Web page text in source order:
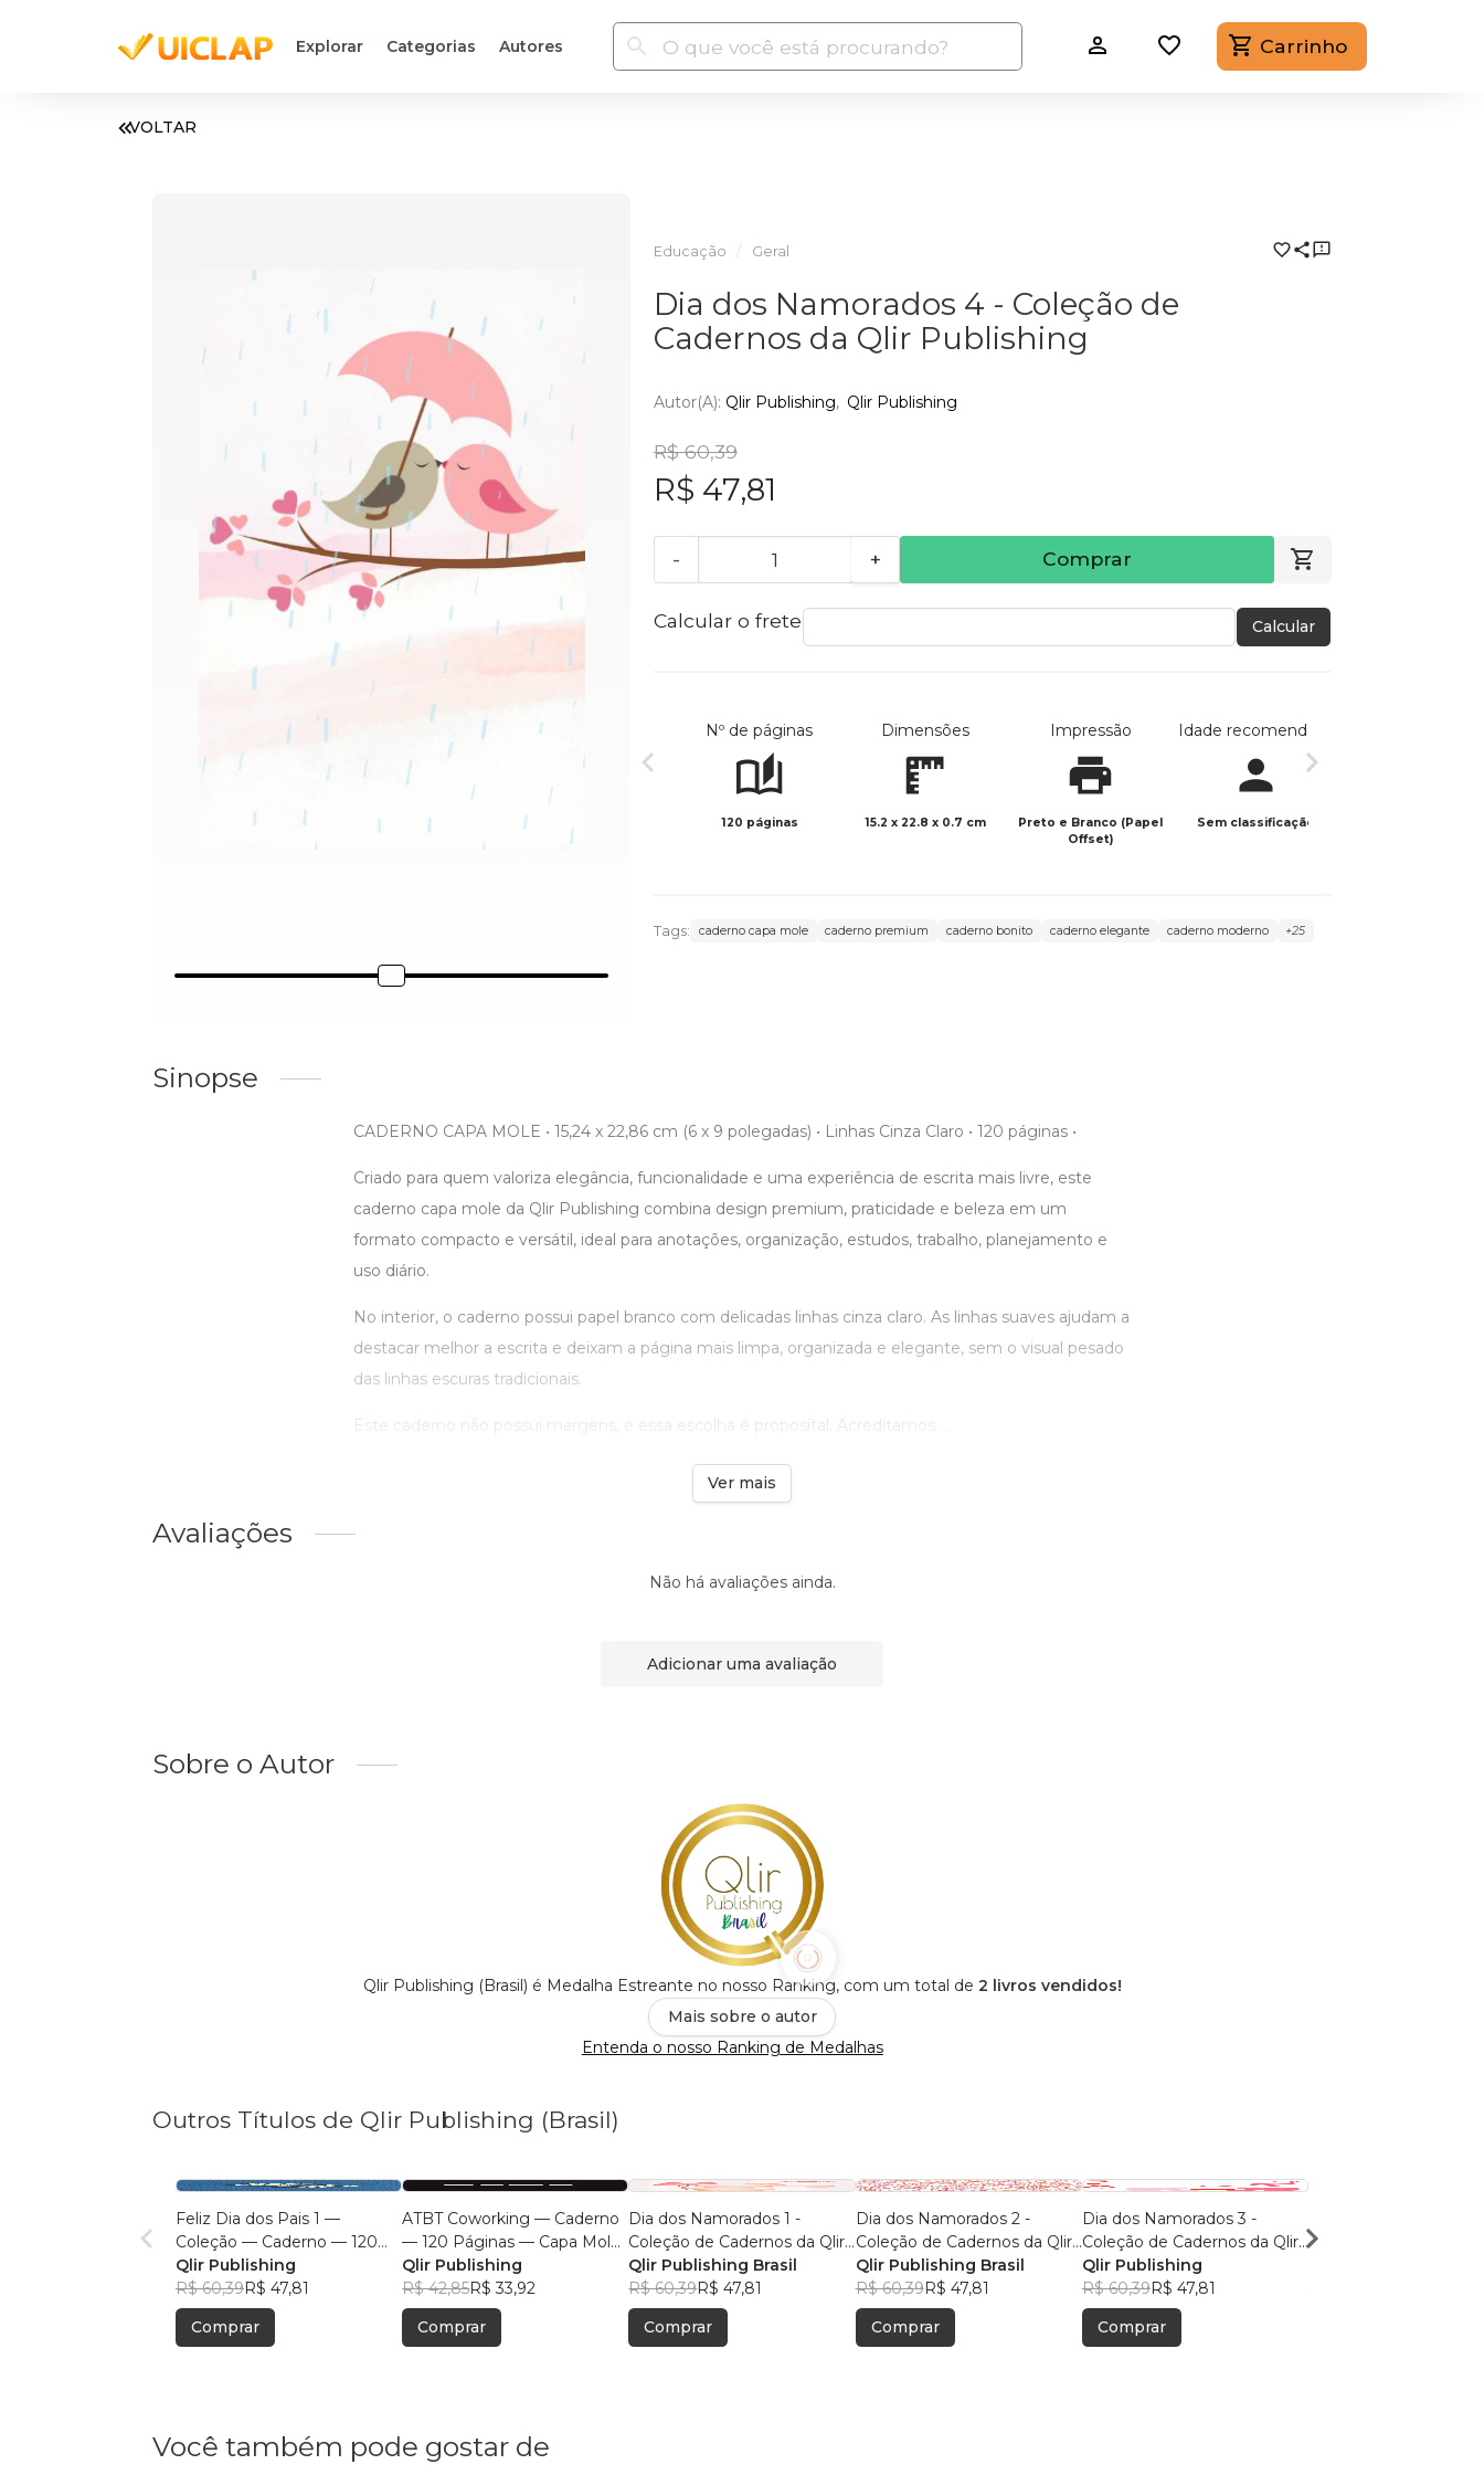
Explorar Categorias Autores Carrinho
VOLTAR
Educação Geral
Dia dos Namorados 4 - Coleção de
Cadernos da Qlir Publishing
Autor(a): Qlir Publishing Qlir Publishing
R$ 60,39
R$ 47,81
- + Comprar
Calcular o frete Calcular
Nº de páginas
120 páginas
Dimensões
15.2 x 22.8 x 0.7 cm
Impressão
Preto e Branco (Papel
Offset)
Idade recomendada
Sem classificação
Tags: caderno capa mole caderno premium caderno bonito caderno elegante caderno moderno +25
Sinopse
CADERNO CAPA MOLE • 15,24 x 22,86 cm (6 x 9 polegadas) • Linhas Cinza Claro • 120 páginas •
Criado para quem valoriza elegância, funcionalidade e uma experiência de escrita mais livre, este
caderno capa mole da Qlir Publishing combina design premium, praticidade e beleza em um
formato compacto e versátil, ideal para anotações, organização, estudos, trabalho, planejamento e
uso diário.
No interior, o caderno possui papel branco com delicadas linhas cinza claro. As linhas suaves ajudam a
destacar melhor a escrita e deixam a página mais limpa, organizada e elegante, sem o visual pesado
das linhas escuras tradicionais.
Este caderno não possui margens, e essa escolha é proposital. Acreditamos ...
Ver mais
Avaliações
Não há avaliações ainda.
Adicionar uma avaliação
Sobre o Autor
Qlir Publishing (Brasil) é Medalha Estreante no nosso Ranking, com um total de 2 livros vendidos!
Mais sobre o autor
Entenda o nosso Ranking de Medalhas
Outros Títulos de Qlir Publishing (Brasil)
Feliz Dia dos Pais 1 —
Coleção — Caderno — 120
Páginas — Capa Mole —
Linhas Cinza-Claro — Sem
Margens — 15,24 x 22,86 cm
(6 x 9 inches)
Qlir Publishing
R$ 60,39R$ 47,81
Comprar
ATBT Coworking — Caderno
— 120 Páginas — Capa Mole
— Linhas Cinza-Claro — Sem
Margens
Qlir Publishing
R$ 42,85R$ 33,92
Comprar
Dia dos Namorados 1 -
Coleção de Cadernos da Qlir
Publishing
Qlir Publishing Brasil
R$ 60,39R$ 47,81
Comprar
Dia dos Namorados 2 -
Coleção de Cadernos da Qlir
Publishing
Qlir Publishing Brasil
R$ 60,39R$ 47,81
Comprar
Dia dos Namorados 3 -
Coleção de Cadernos da Qlir
Publishing
Qlir Publishing
R$ 60,39R$ 47,81
Comprar
Coleção de Cadernos
Você também pode gostar de